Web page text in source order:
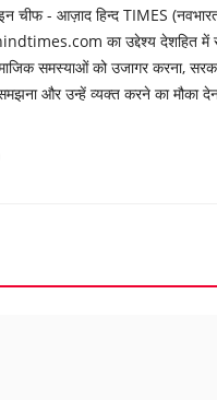
चीफ - आज़ाद हिन्द TIMES (नवभारत,
का उद्देश्य देशहित में
समस्याओं को उजागर करना,
और उन्हें व्यक्त करने का मौका